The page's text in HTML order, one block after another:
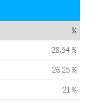
%
28,54 %
26,25 %
21 %